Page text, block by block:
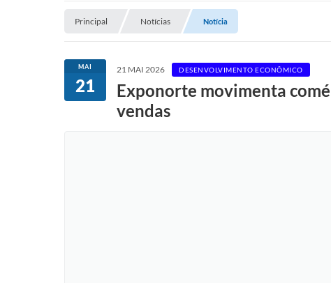
Principal Notícias Notícia
MAI
21
21 MAI 2026 DESENVOLVIMENTO ECONÔMICO
Exponorte movimenta
vendas